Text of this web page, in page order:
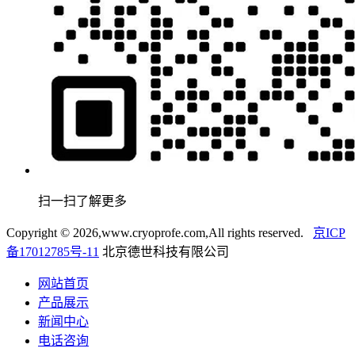
扫一扫了解更多
Copyright © 2026,www.cryoprofe.com,All rights reserved. 京ICP
备17012785号-11 北京德世科技有限公司
网站首页
产品展示
新闻中心
电话咨询